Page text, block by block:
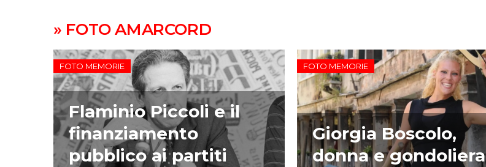
» FOTO AMARCORD
FOTO MEMORIE
Flaminio Piccoli e il
finanziamento
pubblico ai partiti
FOTO MEMORIE
Giorgia Boscolo,
donna e gondoliera